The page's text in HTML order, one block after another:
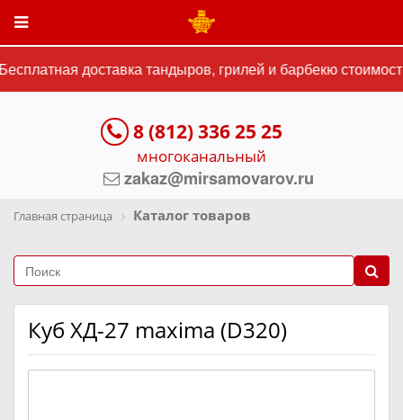
доставка тандыров, грилей и барбекю
8 (812) 336 25 25
многоканальный
zakaz@mirsamovarov.ru
Главная страница Каталог товаров
Куб ХД-27 maxima (D320)